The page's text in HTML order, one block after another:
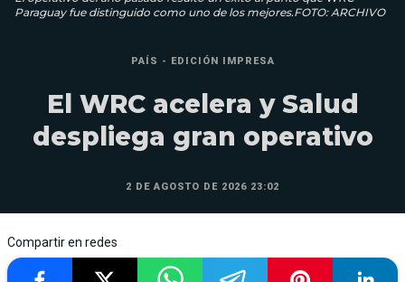
Paraguay fue distinguido como uno de los mejores.FOTO: ARCHIVO
PAÍS - EDICIÓN IMPRESA
El WRC acelera y Salud
despliega gran operativo
2 DE AGOSTO DE 2026 23:02
Compartir en redes